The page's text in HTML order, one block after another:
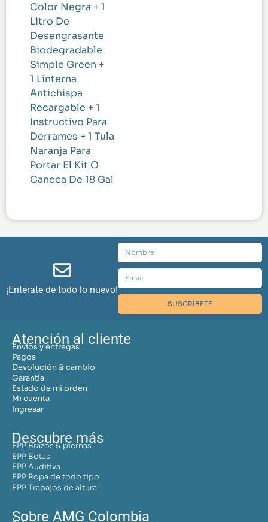
Color Negra + 1
Litro De
Desengrasante
Biodegradable
Simple Green +
1 Linterna
Antichispa
Recargable + 1
Instructivo Para
Derrames + 1 Tula
Naranja Para
Portar El Kit O
Caneca De 18 Gal
¡Entérate de todo lo nuevo!
SUSCRÍBETE
Atención al cliente
Envíos y entregas
Pagos
Devolución & cambio
Garantía
Estado de mi orden
Mi cuenta
Ingresar
Descubre más
EPP Brazos & piernas
EPP Botas
EPP Auditiva
EPP Ropa de todo tipo
EPP Trabajos de altura
Sobre AMG Colombia